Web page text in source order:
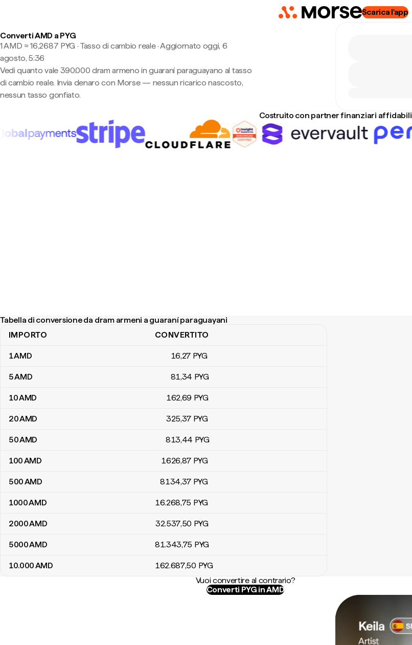
Scarica l'app
Converti AMD a PYG
1 AMD ≈ 16,2687 PYG · Tasso di cambio reale·Aggiornato oggi, 6
agosto, 5:36
Vedi quanto vale 390.000 dram armeno in guaraní paraguayano al tasso
di cambio reale. Invia denaro con Morse — nessun ricarico nascosto,
nessun tasso gonfiato.
Costruito con partner finanziari affidabili
Tabella di conversione da dram armeni a guaraní paraguayani
Tabella di conversione da dram armeni a guaraní paraguayani
IMPORTO CONVERTITO
1AMD 16,27 PYG
5AMD 81,34 PYG
10AMD 162,69 PYG
20AMD 325,37 PYG
50AMD 813,44 PYG
100AMD 1626,87 PYG
500AMD 8134,37 PYG
1000AMD 16.268,75 PYG
2000AMD 32.537,50 PYG
5000AMD 81.343,75 PYG
10.000AMD 162.687,50 PYG
Vuoi convertire al contrario?
Converti PYG in AMD